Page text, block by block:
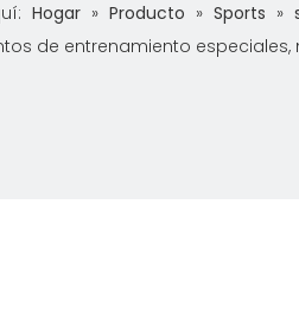
Hogar » Producto » Sports »
de entrenamiento especiales,